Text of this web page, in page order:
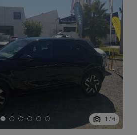
1 / 6